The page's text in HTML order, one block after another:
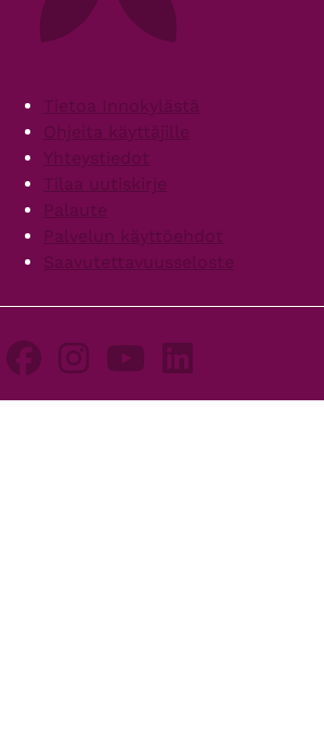
FooterTietoa Innokylästä
Ohjeita käyttäjille
Yhteystiedot
Tilaa uutiskirje
Palaute
Palvelun käyttöehdot
Saavutettavuusseloste